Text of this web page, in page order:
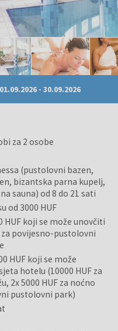
01.09.2026- 30.09.2026
za 2 osobe
(pustolovni bazen,
bizantska parna kupelj,
sauna) od 8 do 21 sati
od 3000 HUF
HUF koji se može unovčiti
povijesno-pustolovni
HUF koji se može
hotelu (10000 HUF za
2x 5000 HUF za noćno
pustolovni park)